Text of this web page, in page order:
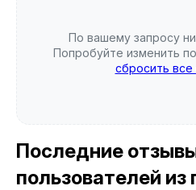
По вашему запросу
Попробуйте изменить
сбросить
Последние
пользователей из